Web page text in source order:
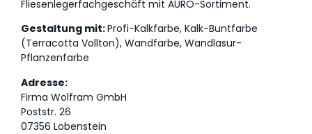
Fliesenlegerfachgeschäft mit AURO-Sortiment.
Gestaltung mit:Profi-Kalkfarbe, Kalk-Buntfarbe
(Terracotta Vollton), Wandfarbe, Wandlasur-
Pflanzenfarbe
Adresse:
Firma Wolfram GmbH
Poststr. 26
07356 Lobenstein